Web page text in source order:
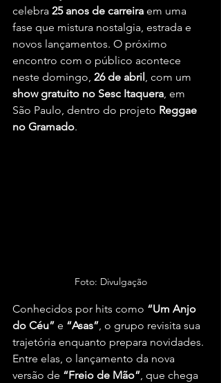
celebra 25 anos de carreira em uma
fase que mistura nostalgia, estrada e
novos lançamentos. O próximo
encontro com o público acontece
neste domingo, 26 de abril, com um
show gratuito no Sesc Itaquera, em
São Paulo, dentro do projeto Reggae
no Gramado.
Foto: Divulgação
Conhecidos por hits como “Um Anjo
do Céu” e “Asas”, o grupo revisita sua
trajetória enquanto prepara novidades.
Entre elas, o lançamento da nova
versão de “Freio de Mão”, que chega